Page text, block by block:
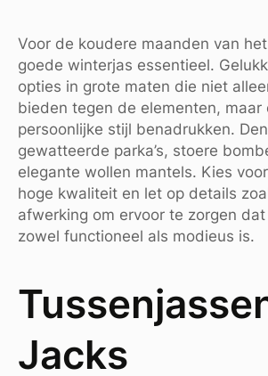
Voor de koudere maanden van
goede winterjas essentieel.
opties in grote maten die niet
bieden tegen de elementen, maar
persoonlijke stijl benadrukken.
gewatteerde parka’s, stoere
elegante wollen mantels. Kies
hoge kwaliteit en let op details
afwerking om ervoor te zorgen
zowel functioneel als modieus is.
Jacks